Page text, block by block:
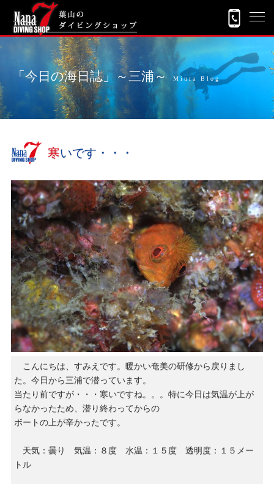
「今日の海日誌」～三浦～ Miura Blog
寒いです・・・
こんにちは、すみえです。暖かい奄美の研修から戻りまし
た。今日から三浦で潜っています。
当たり前ですが・・・寒いですね。。。特に今日は気温が上が
らなかったため、潜り終わってからの
ボートの上が辛かったです。
天気：曇り 気温：８度 水温：１５度 透明度：１５メー
トル